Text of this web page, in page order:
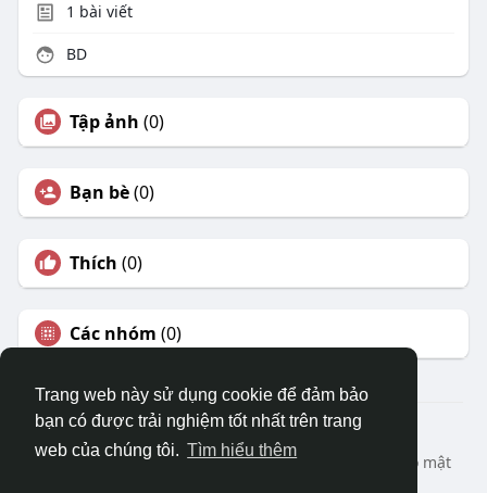
Trang web này sử dụng cookie để đảm bảo
bạn có được trải nghiệm tốt nhất trên trang
web của chúng tôi. Tìm hiểu thêm
1 bài viết
BD
Tập ảnh (0)
Bạn bè(0)
Thích (0)
Các nhóm (0)
© 2026 DRVIET.COM
Nhà
Bao Quát Liên hệ chúng tôi
Chính sách bảo mật